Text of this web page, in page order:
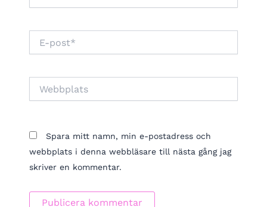
post*
Spara mitt namn, min e-postadress och
webbplats i denna webbläsare till nästa gång jag
skriver en kommentar.